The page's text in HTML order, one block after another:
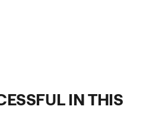
IN THIS